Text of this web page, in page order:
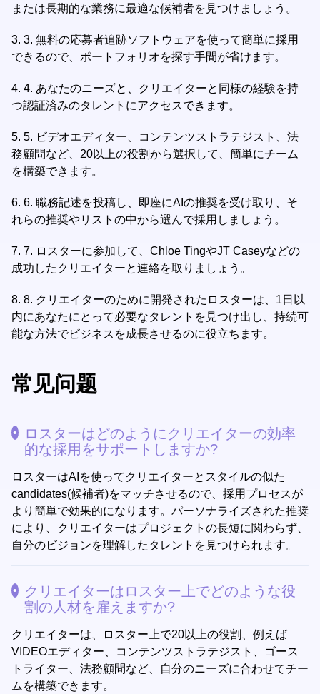
または長期的な業務に最適な候補者を見つけましょう。
3. 3. 無料の応募者追跡ソフトウェアを使って簡単に採用
できるので、ポートフォリオを探す手間が省けます。
4. 4. あなたのニーズと、クリエイターと同様の経験を持
つ認証済みのタレントにアクセスできます。
5. 5. ビデオエディター、コンテンツストラテジスト、法
務顧問など、20以上の役割から選択して、簡単にチーム
を構築できます。
6. 6. 職務記述を投稿し、即座にAIの推奨を受け取り、そ
れらの推奨やリストの中から選んで採用しましょう。
7. 7. ロスターに参加して、Chloe TingやJT Caseyなどの
成功したクリエイターと連絡を取りましょう。
8. 8. クリエイターのために開発されたロスターは、1日以
内にあなたにとって必要なタレントを見つけ出し、持続可
能な方法でビジネスを成長させるのに役立ちます。
常见问题
ロスターはどのようにクリエイターの効率
的な採用をサポートしますか?
ロスターはAIを使ってクリエイターとスタイルの似た
candidates(候補者)をマッチさせるので、採用プロセスが
より簡単で効果的になります。パーソナライズされた推奨
により、クリエイターはプロジェクトの長短に関わらず、
自分のビジョンを理解したタレントを見つけられます。
クリエイターはロスター上でどのような役
割の人材を雇えますか?
クリエイターは、ロスター上で20以上の役割、例えば
VIDEOエディター、コンテンツストラテジスト、ゴース
トライター、法務顧問など、自分のニーズに合わせてチー
ムを構築できます。